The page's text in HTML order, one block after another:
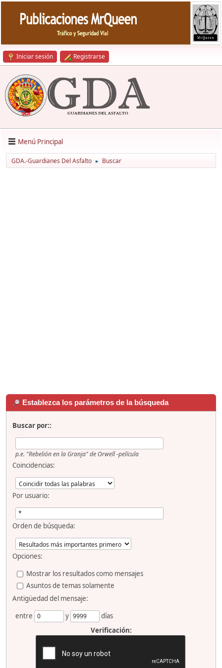
Iniciar sesión Registrarse
Menú Principal
GDA.-Guardianes Del Asfalto ► Buscar
Establezca los parámetros de la búsqueda
Buscar por::
p.e. "Rebelión en la Granja" de Orwell -película
Coincidencias:
Por usuario:
Orden de búsqueda:
Opciones:
Mostrar los resultados como mensajes
Asuntos de temas solamente
Antigüedad del mensaje:
entre
y
días
Verificación: